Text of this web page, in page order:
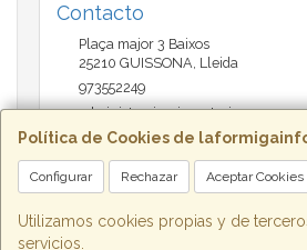
Política de Cookies de
Configurar Rechazar Aceptar Cookies
Utilizamos cookies propias y de
servicios.
Contacto
Plaça major 3 Baixos
25210 GUISSONA, Lleida
973552249
administracio@insectari.com
Horario
Matí de 9 a 13:30 - Tarda 17 a 20:30